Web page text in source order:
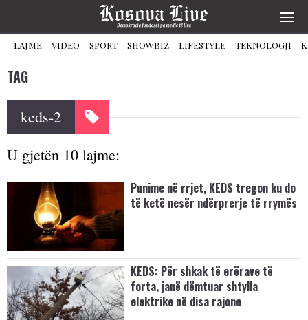
LAJME VIDEO SPORT SHOWBIZ LIFESTYLE TEKNOLOGJI
TAG
keds-2
U gjetën 10 lajme:
Punime në rrjet, KEDS tregon ku do
të ketë nesër ndërprerje të rrymës
KEDS: Për shkak të erërave të
forta, janë dëmtuar shtylla
elektrike në disa rajone